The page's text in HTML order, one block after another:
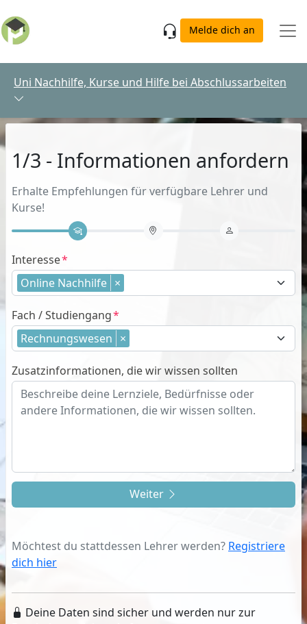
Melde dich an
Uni Nachhilfe, Kurse und Hilfe bei Abschlussarbeiten
1/3 - Informationen anfordern
Erhalte Empfehlungen für verfügbare Lehrer und
Kurse!
Interesse
Online Nachhilfe ×
Fach / Studiengang
Rechnungswesen ×
Zusatzinformationen, die wir wissen sollten
Weiter
Möchtest du stattdessen Lehrer werden? Registriere
dich hier
Deine Daten sind sicher und werden nur zur